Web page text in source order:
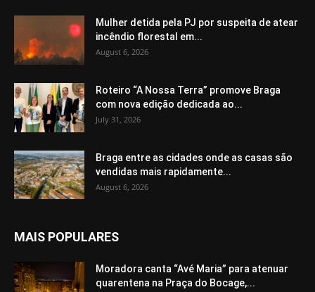
Mulher detida pela PJ por suspeita de atear
incêndio florestal em...
August 6, 2026
Roteiro “A Nossa Terra” promove Braga
com nova edição dedicada ao...
July 31, 2026
Braga entre as cidades onde as casas são
vendidas mais rapidamente...
August 6, 2026
MAIS POPULARES
Moradora canta “Avé Maria” para atenuar
quarentena na Praça do Bocage,...